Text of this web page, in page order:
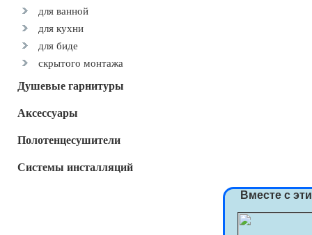
для ванной
для кухни
для биде
скрытого монтажа
Душевые гарнитуры
Аксессуары
Полотенцесушители
Системы инсталляций
Вместе с